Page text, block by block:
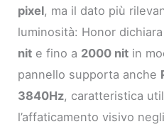
pixel, ma il dato più
luminosità: Honor
nit e fino a 2000 nit in
pannello supporta anche
3840Hz, caratteristica
l’affaticamento visivo